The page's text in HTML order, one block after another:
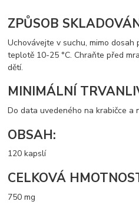
ZPŮSOB
Uchovávejte v suchu, mimo dosah
teplotě 10-25 °C. Chraňte před
dětí.
MINIMÁLNÍ
Do data uvedeného na krabičce a
OBSAH:
120 kapslí
CELKOVÁ
750 mg